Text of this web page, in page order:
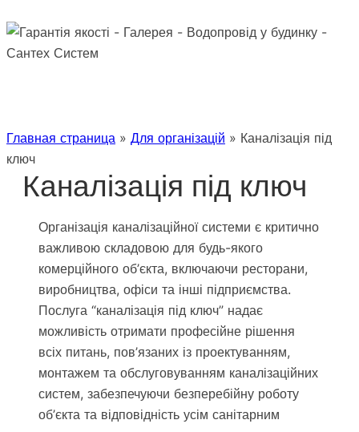
Главная страница » Для організацій » Каналізація під
ключ
Каналізація під ключ
Організація каналізаційної системи є критично
важливою складовою для будь-якого
комерційного об’єкта, включаючи ресторани,
виробництва, офіси та інші підприємства.
Послуга “каналізація під ключ” надає
можливість отримати професійне рішення
всіх питань, пов’язаних із проектуванням,
монтажем та обслуговуванням каналізаційних
систем, забезпечуючи безперебійну роботу
об’єкта та відповідність усім санітарним